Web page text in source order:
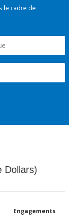
le cadre de
Dollars)
Engagements